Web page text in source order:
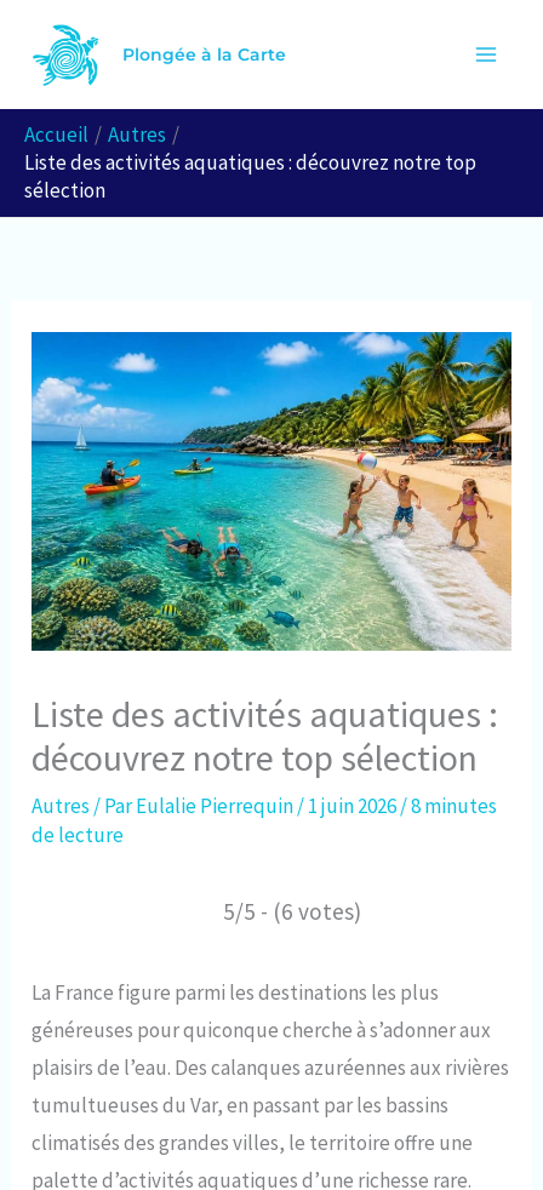
contenu
Plongée à la Carte
Accueil
Autres
Liste des activités aquatiques : découvrez notre top
sélection
Liste des activités aquatiques :
découvrez notre top sélection
Autres / ParEulalie Pierrequin/1 juin 2026/8 minutes
de lecture
5/5 - (6 votes)
La France figure parmi les destinations les plus
généreuses pour quiconque cherche à s’adonner aux
plaisirs de l’eau. Des calanques azuréennes aux rivières
tumultueuses du Var, en passant par les bassins
climatisés des grandes villes, le territoire offre une
palette d’activités aquatiques d’une richesse rare.
e
h
e
r
r